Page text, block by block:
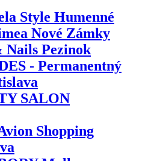
Style Humenné
Nové Zámky
Nails Pezinok
- Permanentný
SALON
Shopping